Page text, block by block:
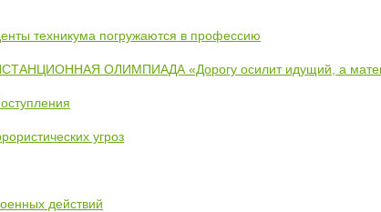
техникума погружаются в профессию
ОЛИМПИАДА «Дорогу осилит идущий, а
угроз
действий